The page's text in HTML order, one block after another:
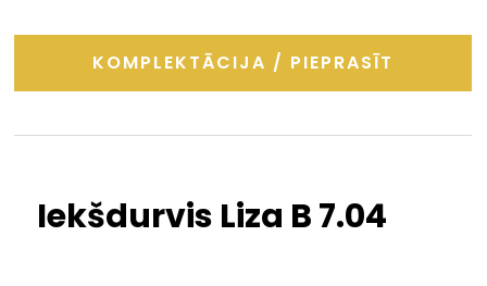
KOMPLEKTĀCIJA / PIEPRASĪT
Iekšdurvis Liza B 7.04